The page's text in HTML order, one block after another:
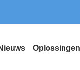
Nieuws Oplossingen